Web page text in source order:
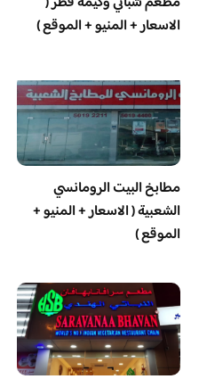
الاسعار + المنيو + الموقع )
مطابخ البيت الرومانسي
الشعبية ( الاسعار + المنيو +
الموقع )